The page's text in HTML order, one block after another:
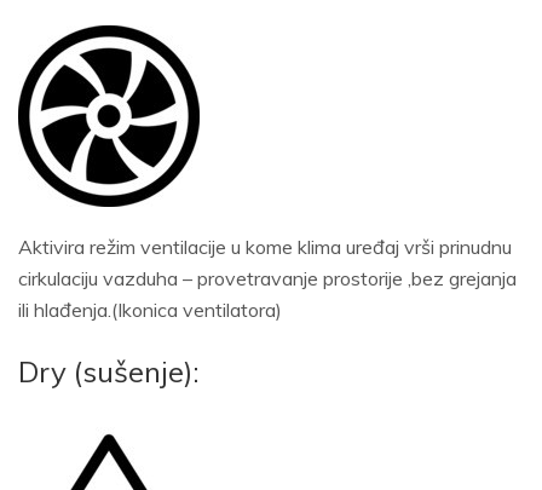
Aktivira režim ventilacije u kome klima uređaj vrši prinudnu
cirkulaciju vazduha – provetravanje prostorije ,bez grejanja
ili hlađenja.(Ikonica ventilatora)
Dry (sušenje):